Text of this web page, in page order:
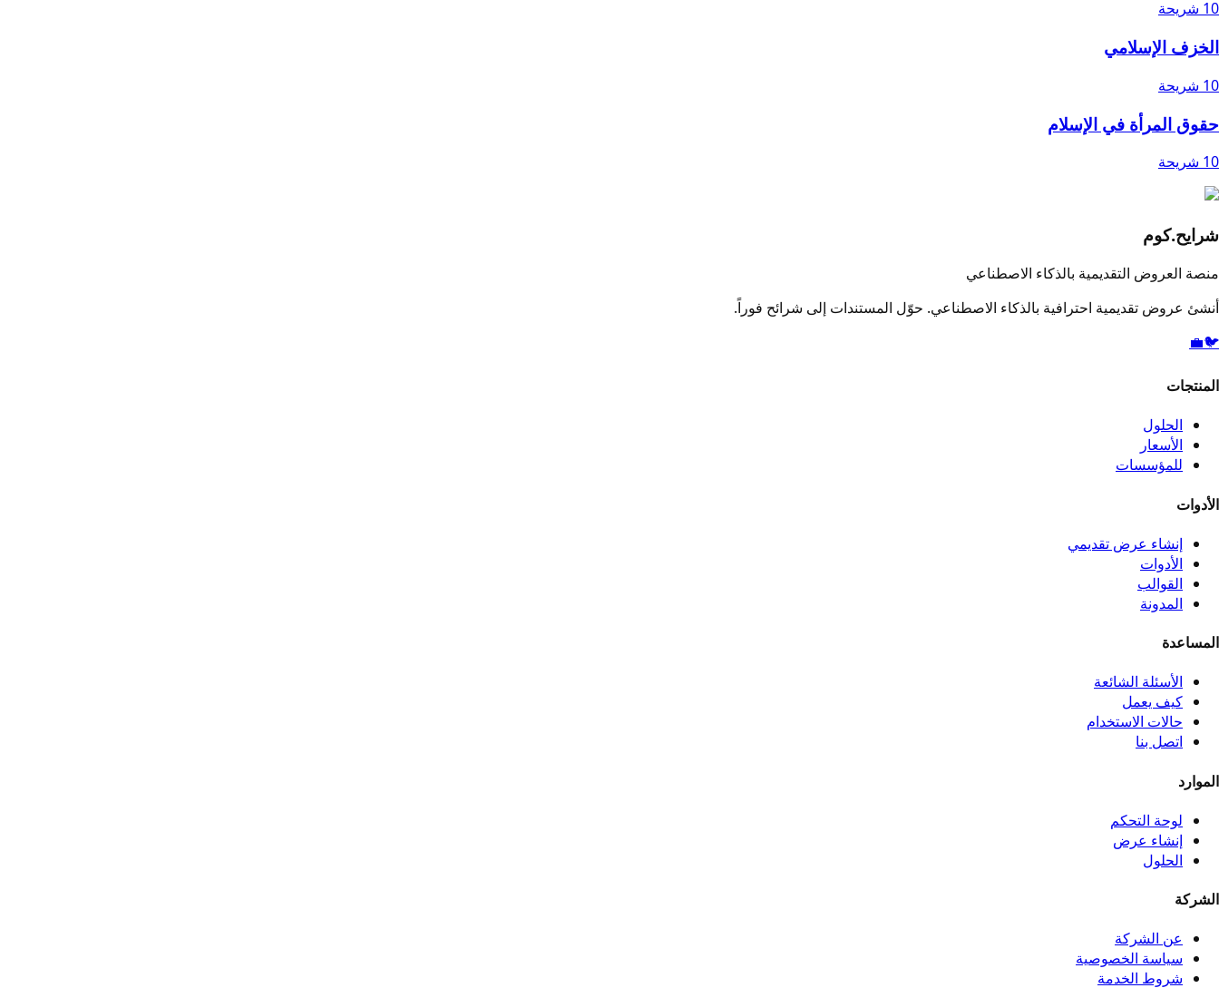
10 شريحة
الخزف الإسلامي
10 شريحة
حقوق المرأة في الإسلام
10 شريحة
شرايح.كوم
منصة العروض التقديمية بالذكاء الاصطناعي
أنشئ عروض تقديمية احترافية بالذكاء الاصطناعي. حوّل المستندات إلى شرائح فوراً.
🐦
💼
المنتجات
الحلول
الأسعار
للمؤسسات
الأدوات
إنشاء عرض تقديمي
الأدوات
القوالب
المدونة
المساعدة
الأسئلة الشائعة
كيف يعمل
حالات الاستخدام
اتصل بنا
الموارد
لوحة التحكم
إنشاء عرض
الحلول
الشركة
عن الشركة
سياسة الخصوصية
شروط الخدمة